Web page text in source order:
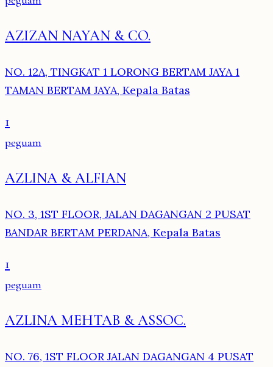
AZIZAN NAYAN & CO.
NO. 12A, TINGKAT 1 LORONG BERTAM JAYA 1
TAMAN BERTAM JAYA, Kepala Batas
1
peguam
AZLINA & ALFIAN
NO. 3, 1ST FLOOR, JALAN DAGANGAN 2 PUSAT
BANDAR BERTAM PERDANA, Kepala Batas
1
peguam
AZLINA MEHTAB & ASSOC.
NO. 76, 1ST FLOOR JALAN DAGANGAN 4 PUSAT